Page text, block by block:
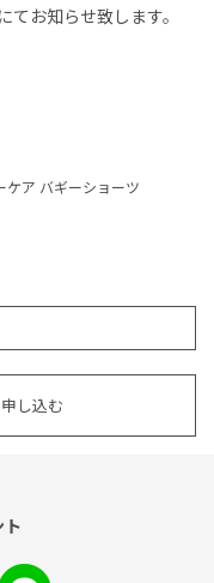
てお知らせ致します。
ケア バギーショーツ
し込む
ト